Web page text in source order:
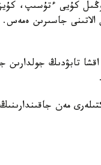
كۇيى ءتۇسىپ،
الاتىنى جاسىرىن ەمەس.
تابۋدىڭ
مەن